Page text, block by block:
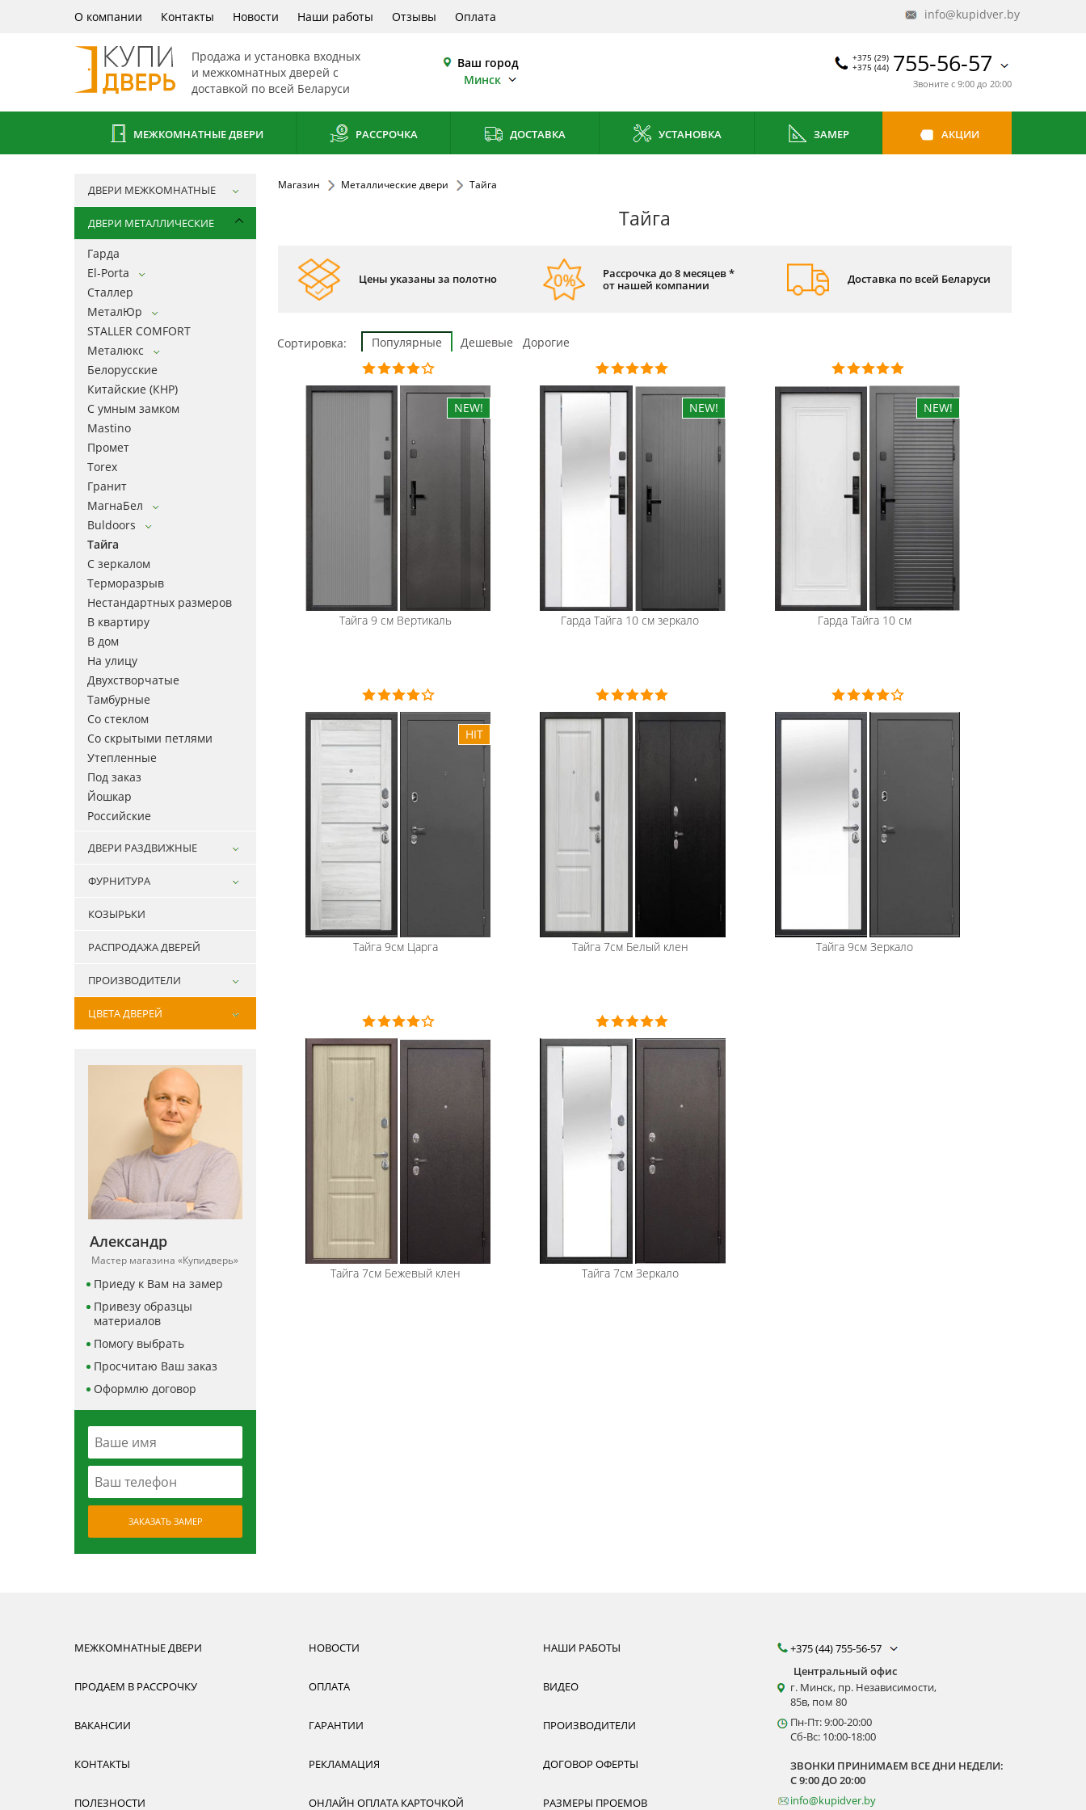
О компании Контакты Новости Наши работы Отзывы Оплата info@kupidver.by
Продажа и установка входных
и межкомнатных дверей с
доставкой по всей Беларуси
Ваш город
Минск
+375 (29)
+375 (44) 755-56-57
Звоните с 9:00 до 20:00
МЕЖКОМНАТНЫЕ ДВЕРИ РАССРОЧКА ДОСТАВКА УСТАНОВКА ЗАМЕР АКЦИИ
ДВЕРИ МЕЖКОМНАТНЫЕ
ДВЕРИ МЕТАЛЛИЧЕСКИЕ
Гарда
El-Porta
Сталлер
МеталЮр
STALLER COMFORT
Металюкс
Белорусские
Китайские (КНР)
С умным замком
Mastino
Промет
Torex
Гранит
МагнаБел
Buldoors
Тайга
С зеркалом
Терморазрыв
Нестандартных размеров
В квартиру
В дом
На улицу
Двухстворчатые
Тамбурные
Со стеклом
Со скрытыми петлями
Утепленные
Под заказ
Йошкар
Российские
ДВЕРИ РАЗДВИЖНЫЕ
ФУРНИТУРА
КОЗЫРЬКИ
РАСПРОДАЖА ДВЕРЕЙ
ПРОИЗВОДИТЕЛИ
ЦВЕТА ДВЕРЕЙ
Александр
Мастер магазина «Купидверь»
Приеду к Вам на замер
Привезу образцы
материалов
Помогу выбрать
Просчитаю Ваш заказ
Оформлю договор
ЗАКАЗАТЬ ЗАМЕР
Магазин Металлические двери Тайга
Тайга
Цены указаны за полотно
Рассрочка до 8 месяцев *
от нашей компании
Доставка по всей Беларуси
Сортировка: Популярные Дешевые Дорогие
Тайга 9 см Вертикаль Гарда Тайга 10 см зеркало Гарда Тайга 10 см
Тайга 9см Царга Тайга 7см Белый клен Тайга 9см Зеркало
Тайга 7см Бежевый клен Тайга 7см Зеркало
МЕЖКОМНАТНЫЕ ДВЕРИ
ПРОДАЕМ В РАССРОЧКУ
ВАКАНСИИ
КОНТАКТЫ
ПОЛЕЗНОСТИ
НОВОСТИ
ОПЛАТА
ГАРАНТИИ
РЕКЛАМАЦИЯ
ОНЛАЙН ОПЛАТА КАРТОЧКОЙ
НАШИ РАБОТЫ
ВИДЕО
ПРОИЗВОДИТЕЛИ
ДОГОВОР ОФЕРТЫ
РАЗМЕРЫ ПРОЕМОВ
+375 (44) 755-56-57
Центральный офис
г. Минск, пр. Независимости,
85в, пом 80
Пн-Пт: 9:00-20:00
Сб-Вс: 10:00-18:00
ЗВОНКИ ПРИНИМАЕМ ВСЕ ДНИ НЕДЕЛИ:
С 9:00 ДО 20:00
info@kupidver.by